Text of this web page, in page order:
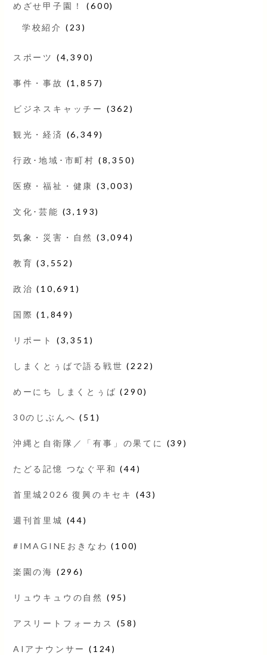
めざせ甲子園！ (600)
学校紹介 (23)
スポーツ (4,390)
事件・事故 (1,857)
ビジネスキャッチー (362)
観光・経済 (6,349)
行政･地域･市町村 (8,350)
医療・福祉・健康 (3,003)
文化･芸能 (3,193)
気象・災害・自然 (3,094)
教育 (3,552)
政治 (10,691)
国際 (1,849)
リポート (3,351)
しまくとぅばで語る戦世 (222)
めーにち しまくとぅば (290)
30のじぶんへ (51)
沖縄と自衛隊／「有事」の果てに (39)
たどる記憶 つなぐ平和 (44)
首里城2026 復興のキセキ (43)
週刊首里城 (44)
#IMAGINEおきなわ (100)
楽園の海 (296)
リュウキュウの自然 (95)
アスリートフォーカス (58)
AIアナウンサー (124)